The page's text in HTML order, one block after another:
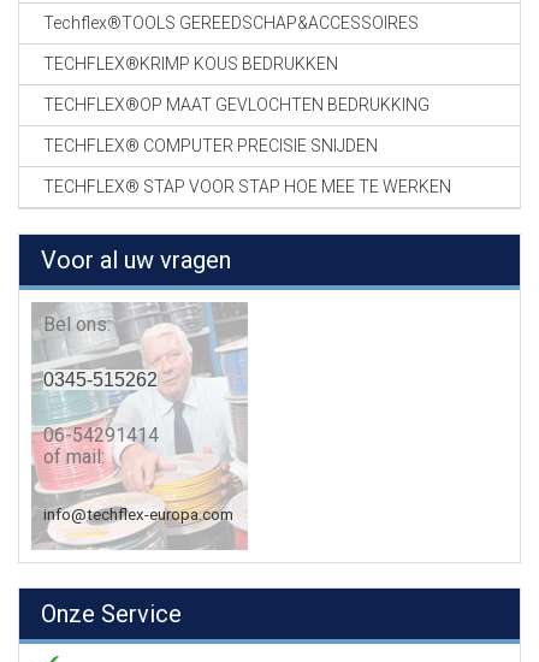
Techflex®TOOLS GEREEDSCHAP&ACCESSOIRES
TECHFLEX®KRIMP KOUS BEDRUKKEN
TECHFLEX®OP MAAT GEVLOCHTEN BEDRUKKING
TECHFLEX® COMPUTER PRECISIE SNIJDEN
TECHFLEX® STAP VOOR STAP HOE MEE TE WERKEN
Voor al uw vragen
Bel ons:
0345-515262
06-54291414
of mail:
info@techflex-europa.com
Onze Service